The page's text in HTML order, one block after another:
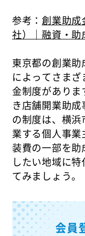
参考： 創業助
社）｜融資・助
東京都の創業
によってさま
金制度があり
き店舗開業助
の制度は、横
業する個人事
装費の一部を
したい地域に
てみましょう。
会員